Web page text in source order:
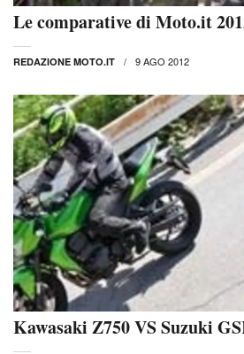
Le comparative di Moto.it
REDAZIONE MOTO.IT 9 AGO 2012
Kawasaki Z750 VS Suzuki